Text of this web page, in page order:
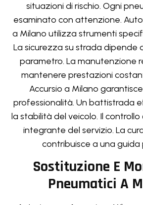
situazioni di rischio. Ogni
esaminato con attenzione.
a Milano utilizza strumenti
La sicurezza su strada dipende
parametro. La manutenzione
mantenere prestazioni
Accursio a Milano
professionalità. Un battistrada
la stabilità del veicolo. Il
integrante del servizio. La
contribuisce a una guida
Sostituzione E
Pneumatici A